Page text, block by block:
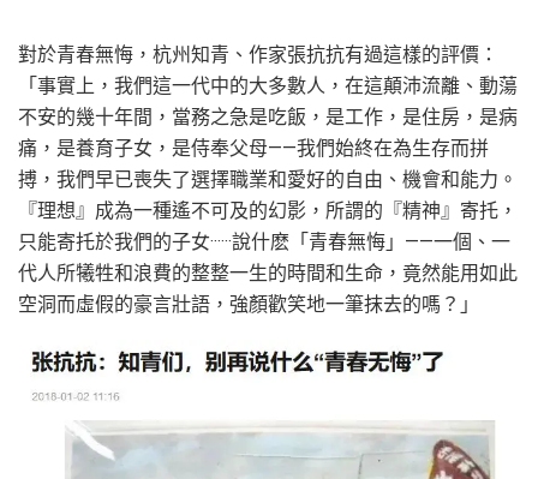
對於青春無悔，杭州知青、作家張抗抗有過這樣的評價：
「事實上，我們這一代中的大多數人，在這顛沛流離、動蕩
不安的幾十年間，當務之急是吃飯，是工作，是住房，是病
痛，是養育子女，是侍奉父母——我們始終在為生存而拼
搏，我們早已喪失了選擇職業和愛好的自由、機會和能力。
『理想』成為一種遙不可及的幻影，所謂的『精神』寄托，
只能寄托於我們的子女······說什麽「青春無悔」——一個、一
代人所犧牲和浪費的整整一生的時間和生命，竟然能用如此
空洞而虛假的豪言壯語，強顏歡笑地一筆抹去的嗎？」